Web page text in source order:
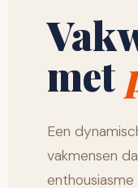
met
Een
vakmensen